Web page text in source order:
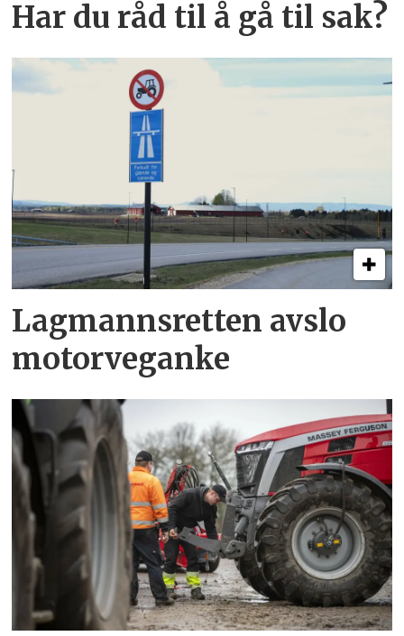
Har du råd til å gå til sak?
Lagmannsretten avslo
motorveganke